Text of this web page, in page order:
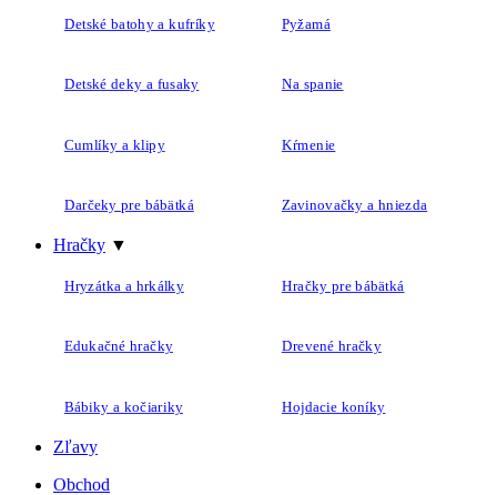
Detské batohy a kufríky Pyžamá
Detské deky a fusaky Na spanie
Cumlíky a klipy Kŕmenie
Darčeky pre bábätká Zavinovačky a hniezda
Hračky ▼
Hryzátka a hrkálky Hračky pre bábätká
Edukačné hračky Drevené hračky
Bábiky a kočiariky Hojdacie koníky
Zľavy
Obchod